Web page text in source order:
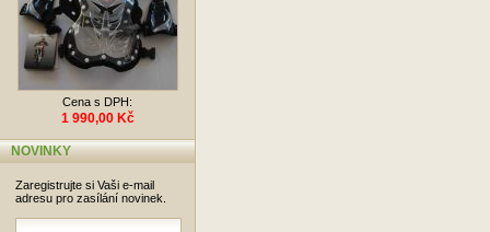
Cena s DPH:
1 990,00 Kč
NOVINKY
Zaregistrujte si Vaši e-mail
adresu pro zasílání novinek.